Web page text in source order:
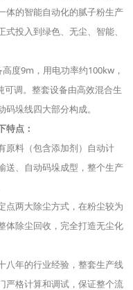
体的智能自动化的腻子粉生产
投入到绿色、无尘、智能、
度9m，用电功率约100kw，
可调。整套设备由高效混合生
垛线四大部分构成。
特点：
料（包含添加剂）自动计
送、自动码垛成型，整个生产
两大除尘方式，在粉尘较为
体除尘回收，完全打造无尘化
年的行业经验，整套生产线
严格计算和调试，保证整个流